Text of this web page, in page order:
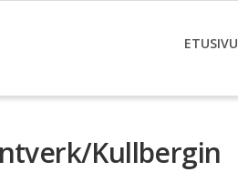
ETUSIVU
Kullbergin